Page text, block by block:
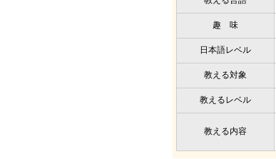
趣 味
日本語レベル
教える対象
教えるレベル
教える内容